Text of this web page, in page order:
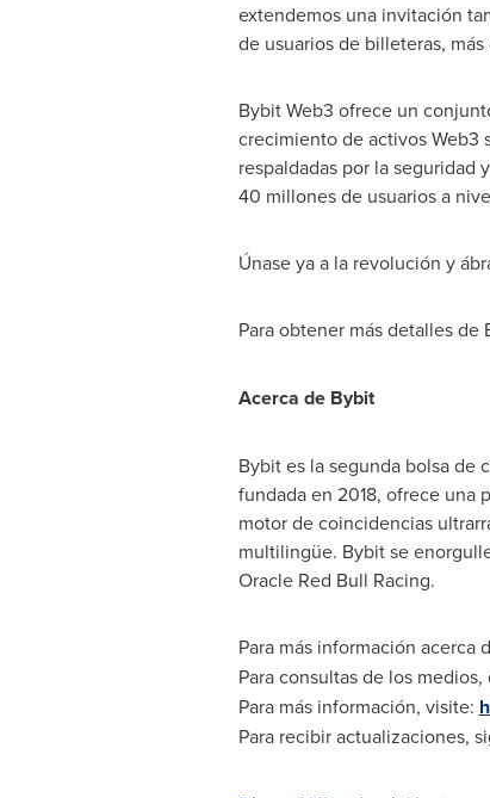
extendemos una invitación
de usuarios de billeteras,
Bybit Web3 ofrece un
crecimiento de activos Web3
respaldadas por la seguridad
40 millones de usuarios a
Únase ya a la revolución y
Para obtener más detalles de
Acerca de Bybit
Bybit es la segunda bolsa de
fundada en 2018, ofrece una
motor de coincidencias
multilingüe. Bybit se
Oracle Red Bull Racing.
Para más información acerca
Para consultas de los
Para más información, visite:
Para recibir actualizaciones,